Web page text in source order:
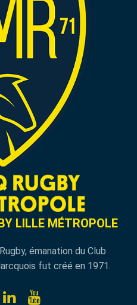
LILLE MÉTROPOLE
émanation du Club
fut créé en 1971.